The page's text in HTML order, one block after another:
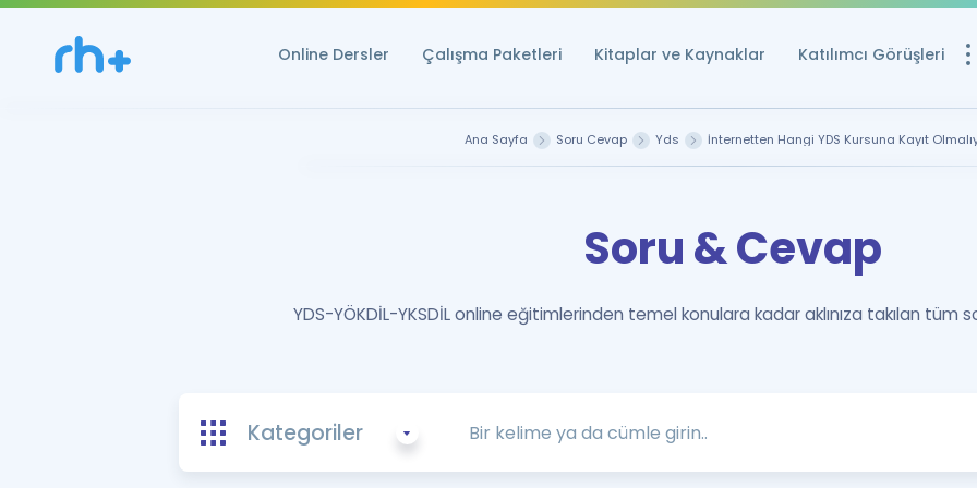
Online Dersler Çalışma Paketleri Kitaplar ve Kaynaklar Katılımcı Görüşleri
Ücretsiz
YDS ve YÖKDİL
YDS ve YÖKDİL
Tüm ÖSYM
Ana Sayfa Soru Cevap Yds İnternetten Hangi YDS Kursuna Kayıt
Soru & Cevap
YDS-YÖKDİL-YKSDİL online eğitimlerinden temel konulara kadar aklınıza takılan tüm
Kategoriler